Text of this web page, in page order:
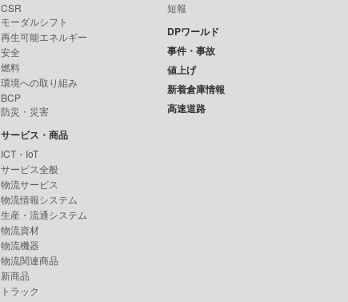
CSR
モーダルシフト
再生可能エネルギー
安全
燃料
環境への取り組み
BCP
防災・災害
サービス・商品
ICT・IoT
サービス全般
物流サービス
物流情報システム
生産・流通システム
物流資材
物流機器
物流関連商品
新商品
トラック
短報
DPワールド
事件・事故
値上げ
新着倉庫情報
高速道路